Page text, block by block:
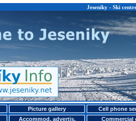
Jeseniky - Ski
Picture gallery Cell phone
Accommod. advertis. Commercial